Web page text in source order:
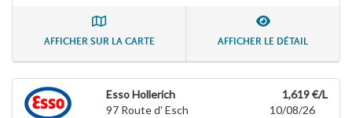
AFFICHER SUR LA CARTE AFFICHER LE DÉTAIL
Esso Hollerich
97 Route d' Esch
1,619 €/L
10/08/26